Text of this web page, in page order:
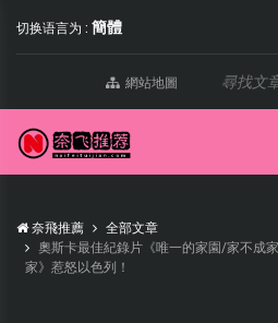
切换语言为 : 簡體
網站地圖
奈飛推薦
全部文章
奧斯卡最佳紀錄片《唯一的家園/家不成
家》惹怒以色列！